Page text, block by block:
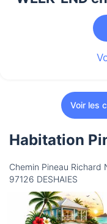
Voir les
Habitation
Chemin Pineau Richard
97126 DESHAIES